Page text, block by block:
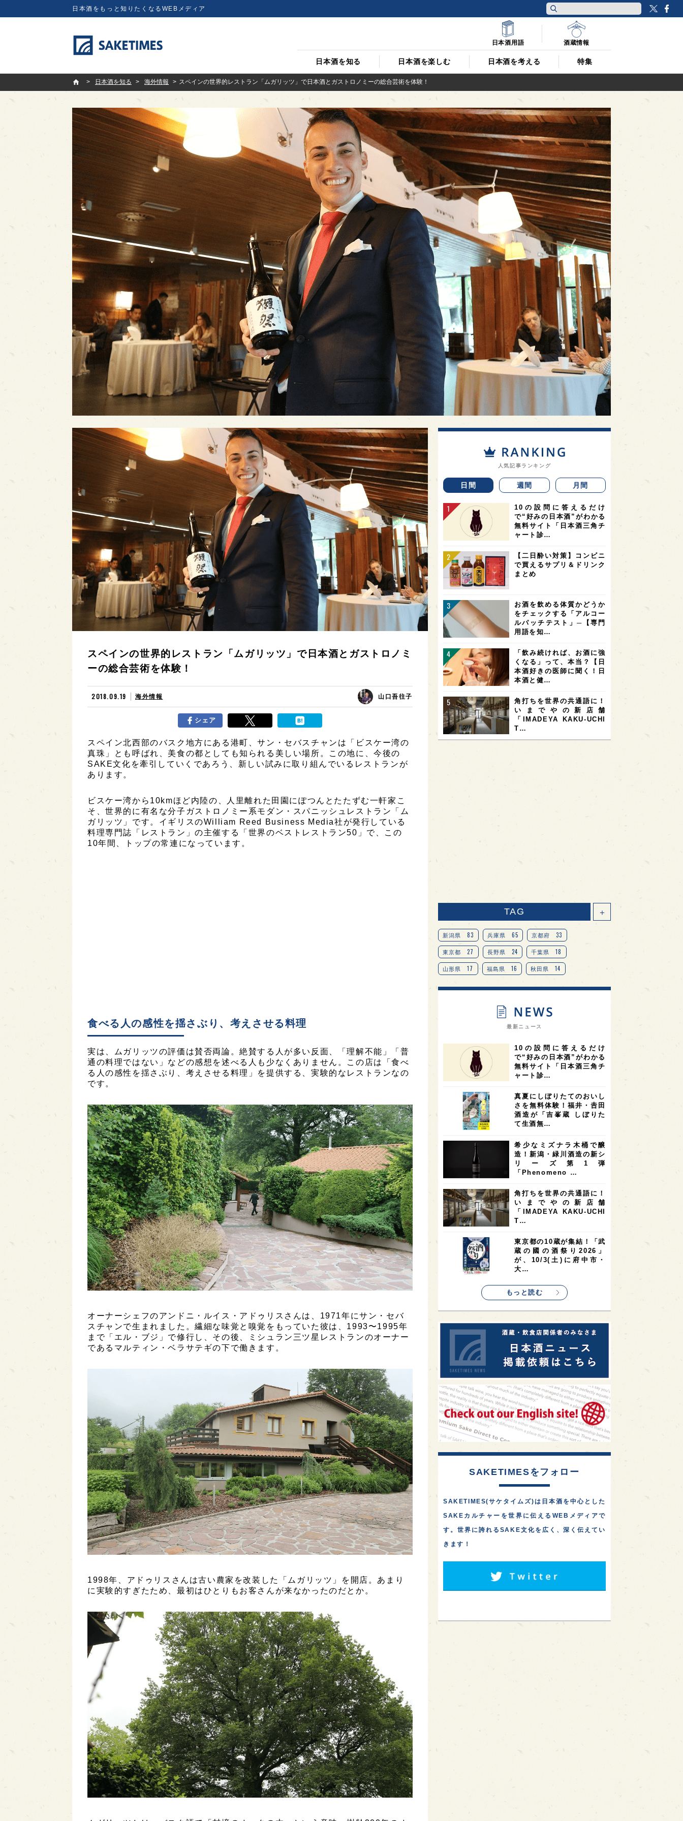
日本酒をもっと知りたくなるWEBメディア
日本酒を知る 日本酒を楽しむ 日本酒を考える 特集
日本酒用語 酒蔵情報
SAKETIMES
日本酒を知る
海外情報 スペインの世界的レストラン「ムガリッツ」で日本酒とガストロノミーの総合芸術を体験！
スペインの世界的レストラン「ムガリッツ」で日本酒とガストロノミ
ーの総合芸術を体験！
2018.09.19 海外情報 山口吾往子
シェア
スペイン北西部のバスク地方にある港町、サン・セバスチャンは「ビスケー湾の
真珠」とも呼ばれ、美食の都としても知られる美しい場所。この地に、今後の
SAKE文化を牽引していくであろう、新しい試みに取り組んでいるレストランが
あります。
ビスケー湾から10kmほど内陸の、人里離れた田園にぽつんとたたずむ一軒家こ
そ、世界的に有名な分子ガストロノミー系モダン・スパニッシュレストラン「ム
ガリッツ」です。イギリスのWilliam Reed Business Media社が発行している
料理専門誌「レストラン」の主催する「世界のベストレストラン50」で、この
10年間、トップの常連になっています。
食べる人の感性を揺さぶり、考えさせる料理
実は、ムガリッツの評価は賛否両論。絶賛する人が多い反面、「理解不能」「普
通の料理ではない」などの感想を述べる人も少なくありません。この店は「食べ
る人の感性を揺さぶり、考えさせる料理」を提供する、実験的なレストランなの
です。
オーナーシェフのアンドニ・ルイス・アドゥリスさんは、1971年にサン・セバ
スチャンで生まれました。繊細な味覚と嗅覚をもっていた彼は、1993〜1995年
まで「エル・ブジ」で修行し、その後、ミシュラン三ツ星レストランのオーナー
であるマルティン・ベラサテギの下で働きます。
1998年、アドゥリスさんは古い農家を改装した「ムガリッツ」を開店。あまり
に実験的すぎたため、最初はひとりもお客さんが来なかったのだとか。
人気記事ランキング
日間 週間 月間
10の設問に答えるだけ
で“好みの日本酒”がわかる
無料サイト「日本酒三角チ
ャート診…
【二日酔い対策】コンビニ
で買えるサプリ＆ドリンク
まとめ
お酒を飲める体質かどうか
をチェックする「アルコー
ルパッチテスト」─【専門
用語を知…
「飲み続ければ、お酒に強
くなる」って、本当？【日
本酒好きの医師に聞く！日
本酒と健…
角打ちを世界の共通語に！
いまでやの新店舗
「IMADEYA KAKU-UCHI
T…
TAG ＋
新潟県 83 兵庫県 65 京都府 33
東京都 27 長野県 24 千葉県 18
山形県 17 福島県 16 秋田県 14
愛知県 14 宮城県 14 岐阜県 13
オピニオンリーダーの視点 9
奈良県 滋賀県 7 和歌山県 6
富山県 6 フランス 6 高知県 5 島根県 5
4 アメリカ 4 神奈川県 4
4 三重県 大阪府 3
オーストラリア 台湾 2 アジア 2
SAKEの時代を生きる 静岡県 1 長崎県
全蔵めぐり 1 シンガポール 1 カナダ 1
群馬県 1 熊本県 徳島県
イギリス 1 ノルウェー 1 新宿区 1
歌舞伎町 1 1 鳥取県 1
saketimes_image_4
最新ニュース
10の設問に答えるだけ
で“好みの日本酒”がわかる
無料サイト「日本酒三角チ
ャート診…
真夏にしぼりたてのおいし
さを無料体験！福井・𠮷田
酒造が「吉峯蔵 しぼりた
て生酒無…
希少なミズナラ木桶で醸
造！新潟・緑川酒造の新シ
リーズ第1弾
「Phenomeno …
角打ちを世界の共通語に！
いまでやの新店舗
「IMADEYA KAKU-UCHI
T…
東京都の10蔵が集結！「武
蔵の國の酒祭り2026」
が、10/3(土)に府中市・
大…
もっと読む
SAKETIMESをフォロー
SAKETIMES(サケタイムズ)は日本酒を中心とした
SAKEカルチャーを世界に伝えるWEBメディアで
す。世界に誇れるSAKE文化を広く、深く伝えてい
きます！